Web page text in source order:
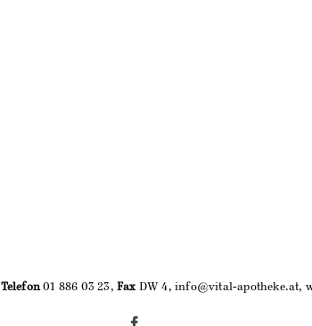
Telefon01 886 03 23,FaxDW 4, info@vital-apotheke.at,